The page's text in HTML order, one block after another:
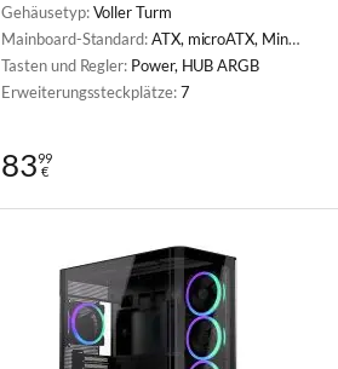
Gehäusetyp:Voller Turm
Mainboard-Standard:ATX, microATX, Mini-ITX
Tasten und Regler: Power, HUB ARGB
Erweiterungssteckplätze:7
8399
€